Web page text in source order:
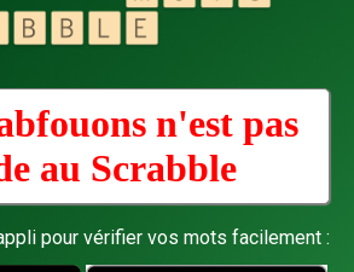
n'est pas
au Scrabble
pour vérifier vos mots facilement :